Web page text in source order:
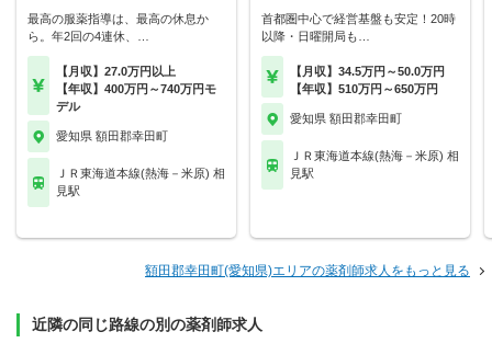
最高の服薬指導は、最高の休息か
ら。年2回の4連休、…
【月収】27.0万円以上
【年収】400万円～740万円モ
デル
愛知県 額田郡幸田町
ＪＲ東海道本線(熱海－米原) 相
見駅
首都圏中心で経営基盤も安定！20時
以降・日曜開局も…
【月収】34.5万円～50.0万円
【年収】510万円～650万円
愛知県 額田郡幸田町
ＪＲ東海道本線(熱海－米原) 相
見駅
額田郡幸田町(愛知県)エリアの薬剤師求人をもっと見る
近隣の同じ路線の別の薬剤師求人